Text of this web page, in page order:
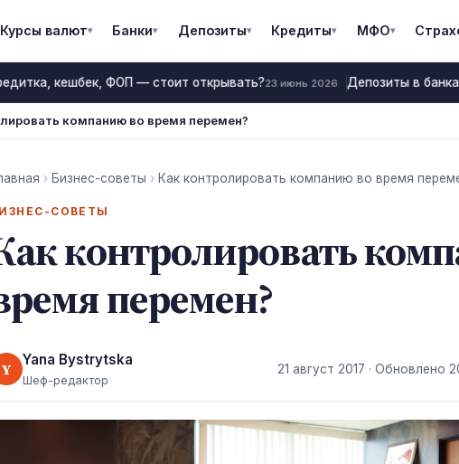
Курсы валют▾ Банки▾ Депозиты▾ Кредиты▾ МФО▾
кешбек, ФОП — стоит открывать?23 июнь 2026 Депозиты в
компанию во время перемен?
› Бизнес-советы › Как контролировать компанию во время
СОВЕТЫ
контролировать
перемен?
Y Yana Bystrytska
Шеф-редактор
21 август 2017 · Обновлено